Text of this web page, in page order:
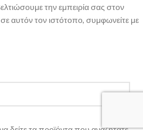
την εμπειρία σας στον
αυτόν τον ιστότοπο, συμφωνείτε με